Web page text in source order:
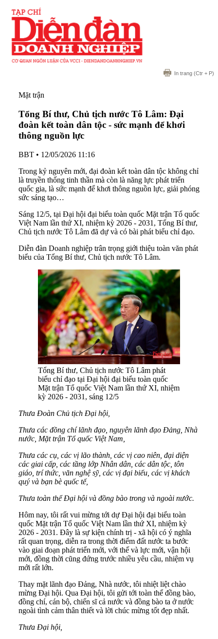
In trang (Ctr + P)
Mặt trận
Tổng Bí thư, Chủ tịch nước Tô Lâm: Đại
đoàn kết toàn dân tộc - sức mạnh để khơi
thông nguồn lực
BBT • 12/05/2026 11:16
Trong kỷ nguyên mới, đại đoàn kết toàn dân tộc không chỉ
là truyền thống tinh thần mà còn là năng lực phát triển
quốc gia, là sức mạnh để khơi thông nguồn lực, giải phóng
sức sáng tạo…
Sáng 12/5, tại Đại hội đại biểu toàn quốc Mặt trận Tổ quốc
Việt Nam lần thứ XI, nhiệm kỳ 2026 - 2031, Tổng Bí thư,
Chủ tịch nước Tô Lâm đã dự và có bài phát biểu chỉ đạo.
Diễn đàn Doanh nghiệp trân trọng giới thiệu toàn văn phát
biểu của Tổng Bí thư, Chủ tịch nước Tô Lâm.
Tổng Bí thư, Chủ tịch nước Tô Lâm phát
biểu chỉ đạo tại Đại hội đại biểu toàn quốc
Mặt trận Tổ quốc Việt Nam lần thứ XI, nhiệm
kỳ 2026 - 2031, sáng 12/5
Thưa Đoàn Chủ tịch Đại hội,
Thưa các đồng chí lãnh đạo, nguyên lãnh đạo Đảng, Nhà
nước, Mặt trận Tổ quốc Việt Nam,
Thưa các cụ, các vị lão thành, các vị cao niên, đại diện
các giai cấp, các tầng lớp Nhân dân, các dân tộc, tôn
giáo, trí thức, văn nghệ sỹ, các vị đại biểu, các vị khách
quý và bạn bè quốc tế,
Thưa toàn thể Đại hội và đồng bào trong và ngoài nước.
Hôm nay, tôi rất vui mừng tới dự Đại hội đại biểu toàn
quốc Mặt trận Tổ quốc Việt Nam lần thứ XI, nhiệm kỳ
2026 - 2031. Đây là sự kiện chính trị - xã hội có ý nghĩa
rất quan trọng, diễn ra trong thời điểm đất nước ta bước
vào giai đoạn phát triển mới, với thế và lực mới, vận hội
mới, đồng thời cũng đứng trước nhiều yêu cầu, nhiệm vụ
mới rất lớn.
Thay mặt lãnh đạo Đảng, Nhà nước, tôi nhiệt liệt chào
mừng Đại hội. Qua Đại hội, tôi gửi tới toàn thể đồng bào,
đồng chí, cán bộ, chiến sĩ cả nước và đồng bào ta ở nước
ngoài tình cảm thân thiết và lời chúc mừng tốt đẹp nhất.
Thưa Đại hội,